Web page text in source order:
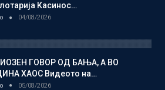
Касинос…
04/08/2026
ГОВОР ОД БАЊА, А ВО
ХАОС Видеото на…
05/08/2026